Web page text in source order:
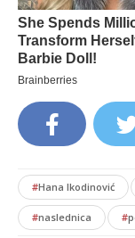
#Hana Ikodinović
#naslednica #